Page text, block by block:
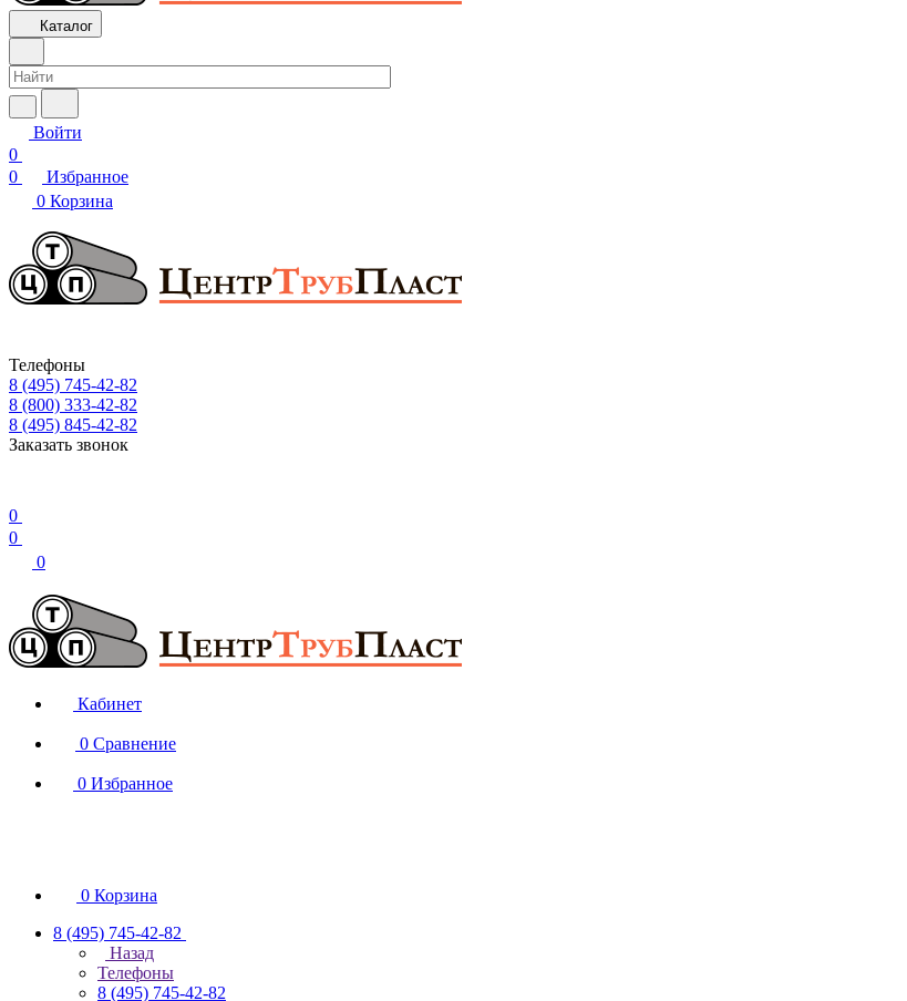
Каталог
Войти
0
0
Избранное
0 Корзина
Телефоны
8 (495) 745-42-82
8 (800) 333-42-82
8 (495) 845-42-82
Заказать звонок
0
0
0
Кабинет
0 Сравнение
0 Избранное
0 Корзина
8 (495) 745-42-82
Назад
Телефоны
8 (495) 745-42-82